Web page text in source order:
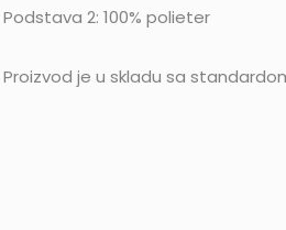
Podstava 2: 100% polieter
Proizvod je u skladu sa